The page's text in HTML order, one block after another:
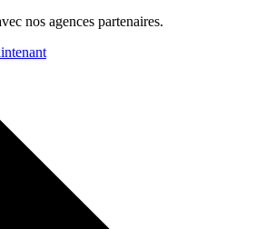
nos agences partenaires.